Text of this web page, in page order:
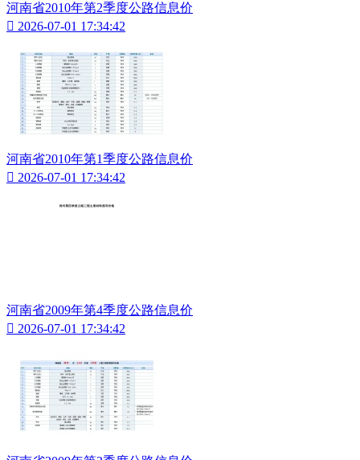
河南省2010年第2季度公路信息价
 2026-07-01 17:34:42
河南省2010年第1季度公路信息价
 2026-07-01 17:34:42
河南省2009年第4季度公路信息价
 2026-07-01 17:34:42